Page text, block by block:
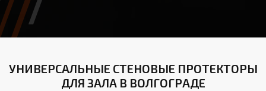
УНИВЕРСАЛЬНЫЕ СТЕНОВЫЕ ПРОТЕКТОРЫ
ДЛЯ ЗАЛА В ВОЛГОГРАДЕ